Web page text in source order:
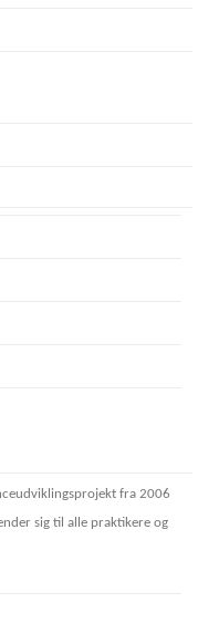
fra 2006
sig til alle praktikere og